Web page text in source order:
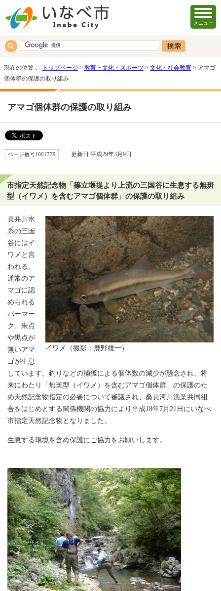
メニュー
現在の位置： トップページ > 教育・文化・スポーツ > 文化・社会教育 > アマゴ
個体群の保護の取り組み
アマゴ個体群の保護の取り組み
ページ番号1001739 更新日 平成29年3月9日
市指定天然記念物「篠立堰堤より上流の三国谷に生息する無斑
型（イワメ）を含むアマゴ個体群」の保護の取り組み
イワメ（撮影：鹿野雄一）
員弁川水
系の三国
谷にはイ
ワメと言
われる、
通常のア
マゴに認
められる
パーマー
ク、朱点
や黒点が
無いアマ
ゴが生息
しています。釣りなどの捕獲による個体数の減少が懸念され、将
来にわたり「無斑型（イワメ）を含むアマゴ個体群」の保護のた
め天然記念物指定の必要について審議され、桑員河川漁業共同組
合をはじめとする関係機関の協力により平成18年7月21日にいなべ
市指定天然記念物となりました。
生息する環境を含め保護にご協力をお願いします。